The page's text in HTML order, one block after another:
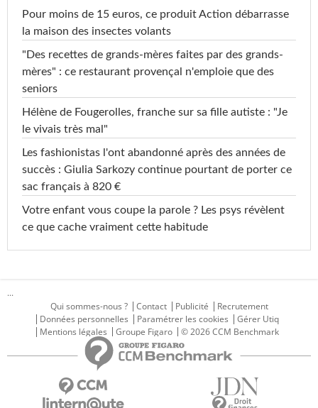
Pour moins de 15 euros, ce produit Action débarrasse
la maison des insectes volants
"Des recettes de grands-mères faites par des grands-
mères" : ce restaurant provençal n'emploie que des
seniors
Hélène de Fougerolles, franche sur sa fille autiste : "Je
le vivais très mal"
Les fashionistas l'ont abandonné après des années de
succès : Giulia Sarkozy continue pourtant de porter ce
sac français à 820 €
Votre enfant vous coupe la parole ? Les psys révèlent
ce que cache vraiment cette habitude
...
Qui sommes-nous ?
Contact Publicité
Recrutement
Données personnelles
Paramétrer les cookies
Gérer Utiq
Mentions légales
Groupe Figaro © 2026 CCM Benchmark